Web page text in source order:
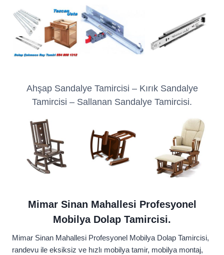
Ahşap Sandalye Tamircisi – Kırık Sandalye
Tamircisi – Sallanan Sandalye Tamircisi.
Mimar Sinan Mahallesi Profesyonel
Mobilya Dolap Tamircisi.
Mimar Sinan Mahallesi Profesyonel Mobilya Dolap Tamircisi,
randevu ile eksiksiz ve hızlı mobilya tamir, mobilya montaj,